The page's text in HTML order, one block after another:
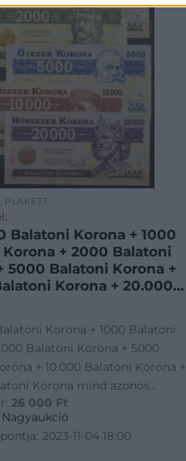
PLAKETT
Balatoni Korona + 1000
+ 2000 Balatoni
5000 Balatoni Korona +
Korona + 20.000
2012. 500 Balatoni
1000 Balatoni Korona
Korona + 1000 Balatoni
Balatoni Korona + 5000
+ 10.000 Balatoni Korona +
Korona mind azonos
Teljes sor! T:UNC /
500 Balatoni Korona + 1000
26 000 Ft
Nagyaukció
2023-11-04 18:00